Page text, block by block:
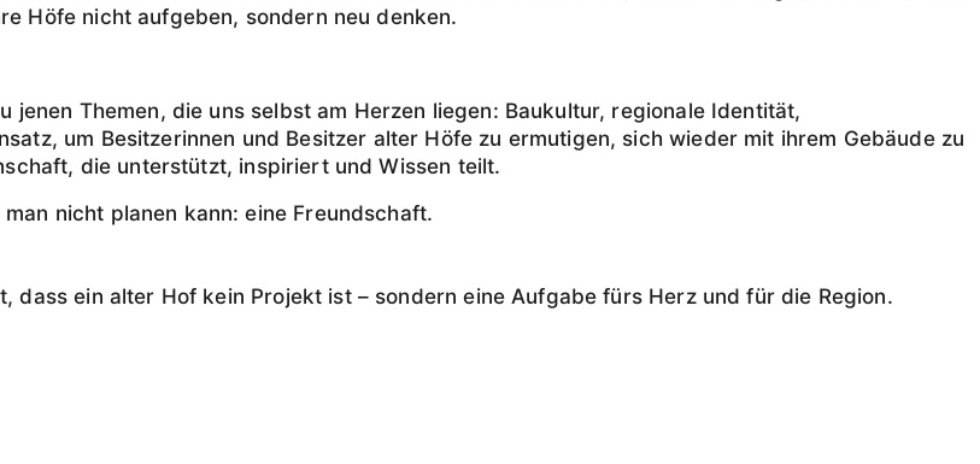
Höfe nicht aufgeben, sondern neu denken.
Themen, die uns selbst am Herzen liegen: Baukultur, regionale Identität,
um Besitzerinnen und Besitzer alter Höfe zu ermutigen, sich wieder mit ihrem Gebäude zu
die unterstützt, inspiriert und Wissen teilt.
nicht planen kann: eine Freundschaft.
dass ein alter Hof kein Projekt ist – sondern eine Aufgabe fürs Herz und für die Region.